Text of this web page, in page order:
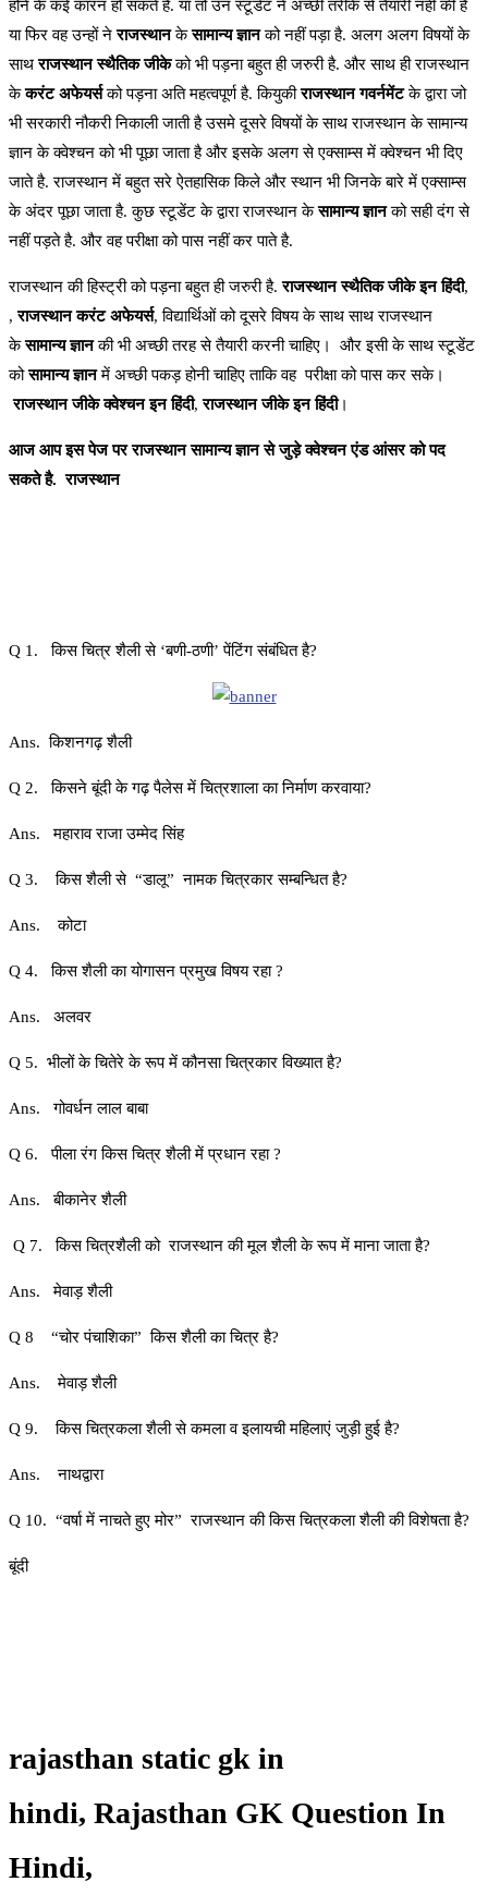
होने के कई कारन हो सकते है. या तो उन स्टूडेंट ने अच्छी तरीके से तैयारी नहीं की है
या फिर वह उन्हों नेराजस्थानकेसामान्यज्ञानको नहीं पड़ा है. अलग अलग विषयों के
साथराजस्थानस्थैतिकजीकेको भी पड़ना बहुत ही जरुरी है. और साथ ही राजस्थान
केकरंटअफेयर्सको पड़ना अति महत्वपूर्ण है. कियुकीराजस्थानगवर्नमेंटके द्वारा जो
भी सरकारी नौकरी निकाली जाती है उसमे दूसरे विषयों के साथ राजस्थान के सामान्य
ज्ञान के क्वेश्चन को भी पूछा जाता है और इसके अलग से एक्साम्स में क्वेश्चन भी दिए
जाते है. राजस्थान में बहुत सरे ऐतहासिक किले और स्थान भी जिनके बारे में एक्साम्स
के अंदर पूछा जाता है. कुछ स्टूडेंट के द्वारा राजस्थान केसामान्यज्ञानको सही दंग से
नहीं पड़ते है. और वह परीक्षा को पास नहीं कर पाते है.
राजस्थान की हिस्ट्री को पड़ना बहुत ही जरुरी है.राजस्थानस्थैतिकजीकेइनहिंदी,
,राजस्थानकरंटअफेयर्स, विद्यार्थिओं को दूसरे विषय के साथ साथ राजस्थान
केसामान्यज्ञानकी भी अच्छी तरह से तैयारी करनी चाहिए। और इसी के साथ स्टूडेंट
कोसामान्यज्ञानमें अच्छी पकड़ होनी चाहिए ताकि वह परीक्षा को पास कर सके।
राजस्थानजीकेक्वेश्चनइनहिंदी,राजस्थानजीकेइनहिंदी।
आज आप इस पेज पर राजस्थान सामान्य ज्ञान से जुड़े क्वेश्चन एंड आंसर को पद
सकते है. राजस्थान
Q 1. किस चित्र शैली से ‘बणी-ठणी’ पेंटिंग संबंधित है?
Ans. किशनगढ़ शैली
Q 2. किसने बूंदी के गढ़ पैलेस में चित्रशाला का निर्माण करवाया?
Ans. महाराव राजा उम्मेद सिंह
Q 3. किस शैली से “डालू” नामक चित्रकार सम्बन्धित है?
Ans. कोटा
Q 4. किस शैली का योगासन प्रमुख विषय रहा ?
Ans. अलवर
Q 5. भीलों के चितेरे के रूप में कौनसा चित्रकार विख्यात है?
Ans. गोवर्धन लाल बाबा
Q 6. पीला रंग किस चित्र शैली में प्रधान रहा ?
Ans. बीकानेर शैली
Q 7. किस चित्रशैली को राजस्थान की मूल शैली के रूप में माना जाता है?
Ans. मेवाड़ शैली
Q 8 “चोर पंचाशिका” किस शैली का चित्र है?
Ans. मेवाड़ शैली
Q 9. किस चित्रकला शैली से कमला व इलायची महिलाएं जुड़ी हुई है?
Ans. नाथद्वारा
Q 10. “वर्षा में नाचते हुए मोर” राजस्थान की किस चित्रकला शैली की विशेषता है?
बूंदी
rajasthan static gk in
hindi, Rajasthan GK Question In
Hindi,